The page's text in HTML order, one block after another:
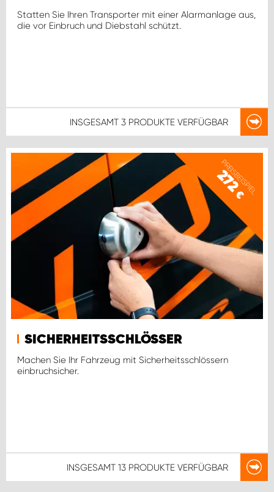
Statten Sie Ihren Transporter mit einer Alarmanlage aus,
die vor Einbruch und Diebstahl schützt.
INSGESAMT 3 PRODUKTE VERFÜGBAR
PREISBEISPIEL
272
€
SICHERHEITSSCHLÖSSER
Machen Sie Ihr Fahrzeug mit Sicherheitsschlössern
einbruchsicher.
INSGESAMT 13 PRODUKTE VERFÜGBAR